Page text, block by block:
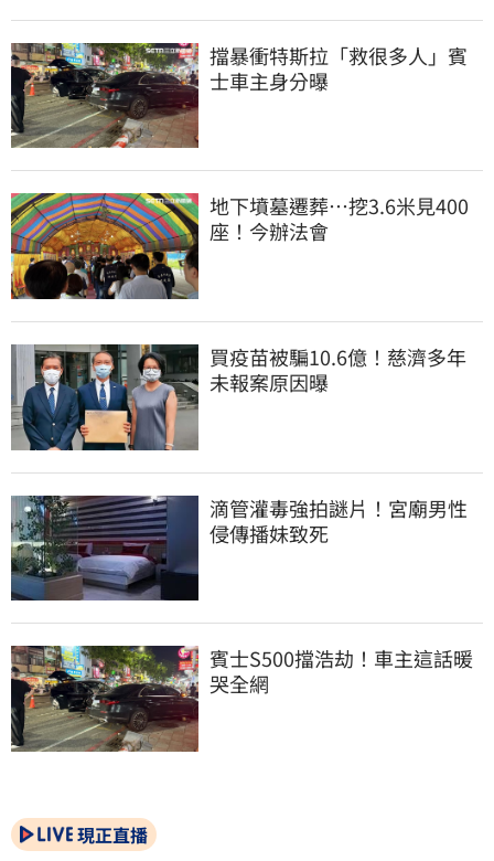
擋暴衝特斯拉「救很多人」賓
士車主身分曝
地下墳墓遷葬…挖3.6米見400
座！今辦法會
買疫苗被騙10.6億！慈濟多年
未報案原因曝
滴管灌毒強拍謎片！宮廟男性
侵傳播妹致死
賓士S500擋浩劫！車主這話暖
哭全網
現正直播